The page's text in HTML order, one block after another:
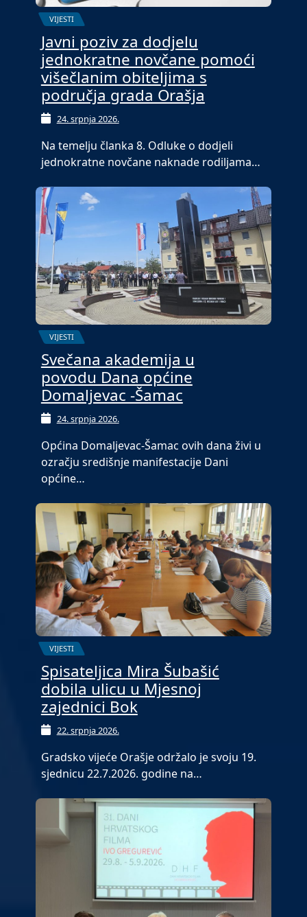
VIJESTI
Javni poziv za dodjelu
jednokratne novčane pomoći
višečlanim obiteljima s
područja grada Orašja
24. srpnja 2026.
Na temelju članka 8. Odluke o dodjeli
jednokratne novčane naknade rodiljama…
VIJESTI
Svečana akademija u
povodu Dana općine
Domaljevac -Šamac
24. srpnja 2026.
Općina Domaljevac-Šamac ovih dana živi u
ozračju središnje manifestacije Dani
općine…
VIJESTI
Spisateljica Mira Šubašić
dobila ulicu u Mjesnoj
zajednici Bok
22. srpnja 2026.
Gradsko vijeće Orašje održalo je svoju 19.
sjednicu 22.7.2026. godine na…